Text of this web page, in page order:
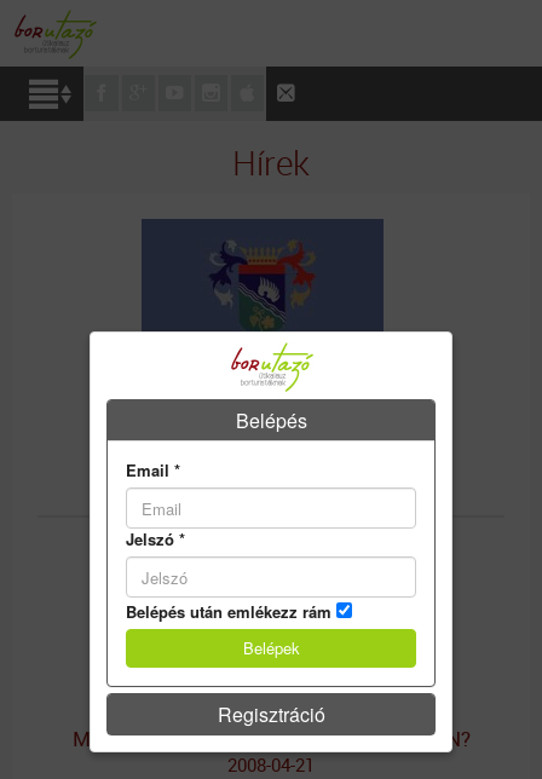
Hírek
NEZSMÉLY VOLT POLGÁRMESTERE
VISSZAUTASÍTJA A VÁDAKAT
MÉGSEM KELL OSZTOZNUNK A TOKAJIN?
2008-04-21
Belépés
Email *
Jelszó *
Belépés után emlékezz rám
Regisztráció